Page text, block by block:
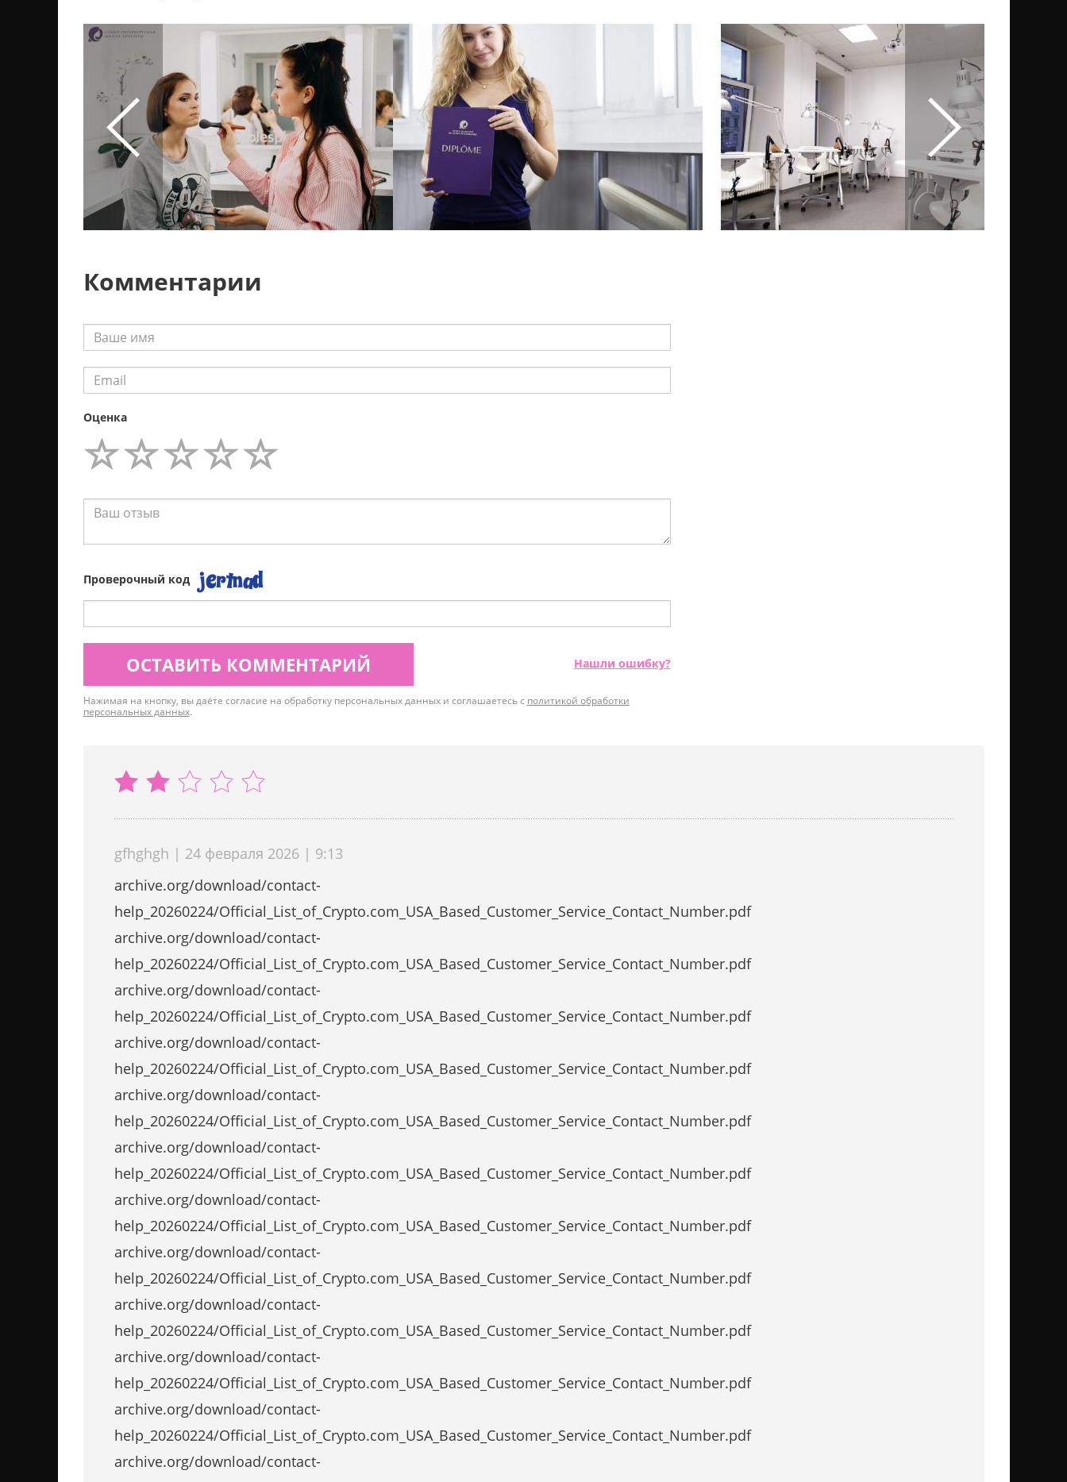
Комментарии
Оценка
Проверочный код
ОСТАВИТЬ КОММЕНТАРИЙ Нашли ошибку?
Нажимая на кнопку, вы даёте согласие на обработку персональных данных и соглашаетесь с политикой обработки
персональных данных.
gfhghgh | 24 февраля 2026 | 9:13
archive.org/download/contact-
help_20260224/Official_List_of_Crypto.com_USA_Based_Customer_Service_Contact_Number.pdf
archive.org/download/contact-
help_20260224/Official_List_of_Crypto.com_USA_Based_Customer_Service_Contact_Number.pdf
archive.org/download/contact-
help_20260224/Official_List_of_Crypto.com_USA_Based_Customer_Service_Contact_Number.pdf
archive.org/download/contact-
help_20260224/Official_List_of_Crypto.com_USA_Based_Customer_Service_Contact_Number.pdf
archive.org/download/contact-
help_20260224/Official_List_of_Crypto.com_USA_Based_Customer_Service_Contact_Number.pdf
archive.org/download/contact-
help_20260224/Official_List_of_Crypto.com_USA_Based_Customer_Service_Contact_Number.pdf
archive.org/download/contact-
help_20260224/Official_List_of_Crypto.com_USA_Based_Customer_Service_Contact_Number.pdf
archive.org/download/contact-
help_20260224/Official_List_of_Crypto.com_USA_Based_Customer_Service_Contact_Number.pdf
archive.org/download/contact-
help_20260224/Official_List_of_Crypto.com_USA_Based_Customer_Service_Contact_Number.pdf
archive.org/download/contact-
help_20260224/Official_List_of_Crypto.com_USA_Based_Customer_Service_Contact_Number.pdf
archive.org/download/contact-
help_20260224/Official_List_of_Crypto.com_USA_Based_Customer_Service_Contact_Number.pdf
archive.org/download/contact-